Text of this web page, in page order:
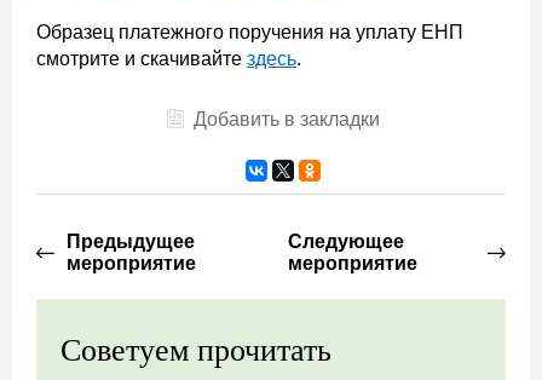
Образец платежного поручения на уплату ЕНП
смотрите и скачивайте здесь.
Добавить в закладки
Предыдущее
мероприятие
Следующее
мероприятие
Советуем прочитать